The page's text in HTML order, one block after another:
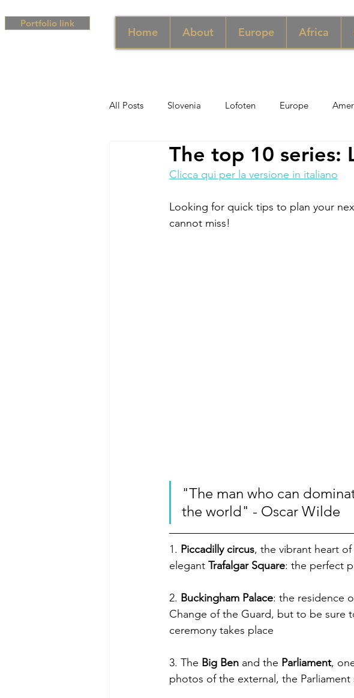
Portfolio link
Home About Europe Africa
All Posts Slovenia Lofoten Europe
Middle East UAE Singapore Macau
South Africa Africa Hungary
The top 10 series:
Clicca qui per la versione in italiano
Looking for quick tips to plan your
cannot miss!
"The man who can
the world" - Oscar Wilde
1. Piccadilly circus, the vibrant heart
elegant Trafalgar Square: the perfect
2. Buckingham Palace: the residence
Change of the Guard, but to be sure
ceremony takes place
3. The Big Ben and the Parliament,
photos of the external, the Parliament